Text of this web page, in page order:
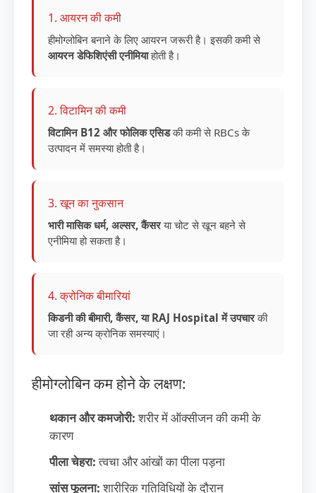
1. आयरन की कमी
हीमोग्लोबिन बनाने के लिए आयरन जरूरी है। इसकी कमी से
आयरन डेफिशिएंसी एनीमियाहोती है।
2. विटामिन की कमी
विटामिन B12 और फोलिक एसिडकी कमी से RBCs के
उत्पादन में समस्या होती है।
3. खून का नुकसान
भारी मासिक धर्म, अल्सर, कैंसरया चोट से खून बहने से
एनीमिया हो सकता है।
4. क्रोनिक बीमारियां
किडनी की बीमारी, कैंसर, या RAJ Hospital में उपचारकी
जा रही अन्य क्रोनिक समस्याएं।
हीमोग्लोबिन कम होने के लक्षण:
थकान और कमजोरी:शरीर में ऑक्सीजन की कमी के
कारण
पीला चेहरा:त्वचा और आंखों का पीला पड़ना
सांस फूलना:शारीरिक गतिविधियों के दौरान